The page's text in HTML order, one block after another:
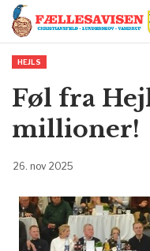
HEJLS
Føl fra
millioner!
26. nov 2025